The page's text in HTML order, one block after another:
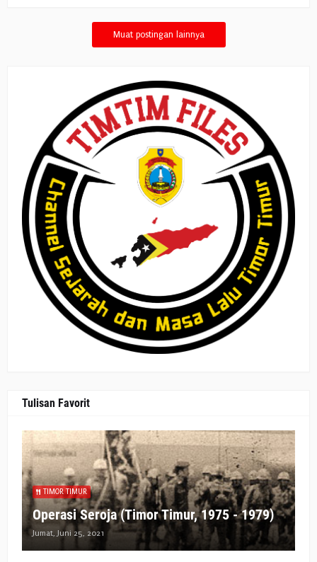
Muat postingan lainnya
Tulisan Favorit
TIMOR TIMUR
Operasi Seroja (Timor Timur, 1975 - 1979)
Jumat, Juni 25, 2021